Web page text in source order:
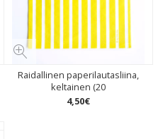
Raidallinen paperilautasliina,
keltainen (20
4,50€